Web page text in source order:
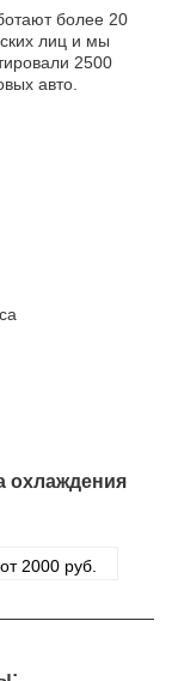
более 20
лиц и мы
2500
авто.
охлаждения
от 2000 руб.